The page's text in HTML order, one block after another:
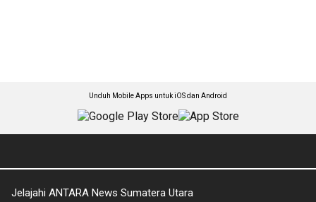
Unduh Mobile Apps untuk iOS dan Android
Jelajahi ANTARA News Sumatera Utara